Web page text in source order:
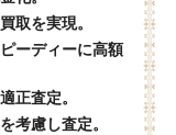
取を実現。
ーディーに高額
正査定。
考慮し査定。